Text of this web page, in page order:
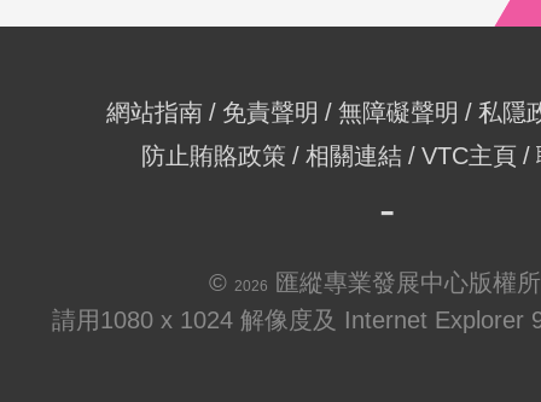
網站指南 免責聲明 無障礙聲明
私隱
防止賄賂政策
相關連結 VTC主頁
© 2026
匯縱專業發展中心版權
請用1080 x 1024 解像度及 Internet Explorer